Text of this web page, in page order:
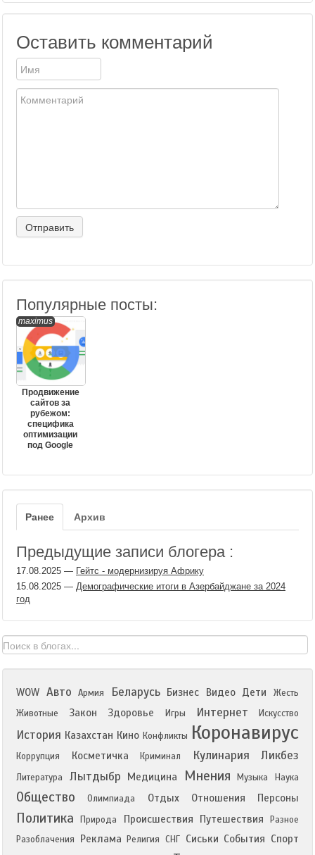
Оставить комментарий
Популярные посты:
maximus
Продвижение
сайтов за
рубежом:
специфика
оптимизации
под Google
Ранее Архив
Предыдущие записи блогера :
17.08.2025 — Гейтс - модернизируя Африку
15.08.2025 — Демографические итоги в Азербайджане за 2024
год
WOW Авто Армия Беларусь Бизнес Видео Дети
Жесть
Животные
Закон Здоровье Игры Интернет Искусство
История Казахстан Кино Конфликты Коронавирус
Коррупция Косметичка Криминал Кулинария Ликбез
Литература Лытдыбр Медицина Мнения Музыка Наука
Общество Олимпиада Отдых Отношения Персоны
Политика Природа Происшествия Путешествия
Разное
Разоблачения
Реклама Религия СНГ Сиськи События Спорт